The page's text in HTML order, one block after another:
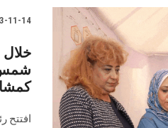
11-14
شمس
افتتح